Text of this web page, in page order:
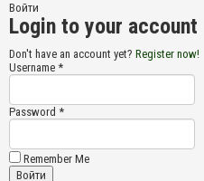
Войти
Login to your account
Don't have an account yet? Register now!
Username *
Password *
Remember Me